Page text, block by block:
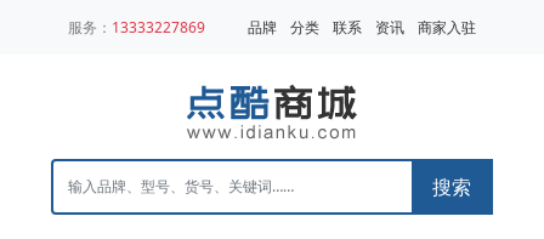
服务： 13333227869 品牌 分类 联系 资讯 商家入驻
搜索